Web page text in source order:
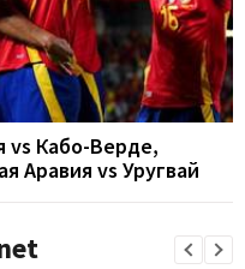
vs Кабо-Верде,
Аравия vs Уругвай